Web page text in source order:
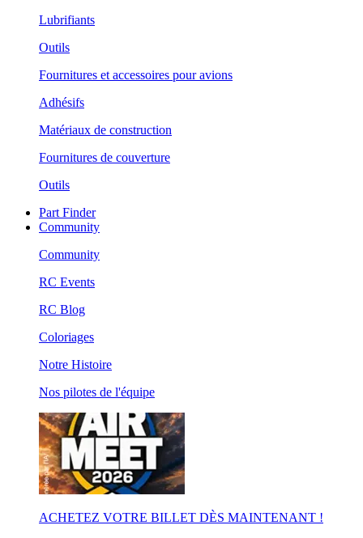
Lubrifiants
Outils
Fournitures et accessoires pour avions
Adhésifs
Matériaux de construction
Fournitures de couverture
Outils
Part Finder
Community
Community
RC Events
RC Blog
Coloriages
Notre Histoire
Nos pilotes de l'équipe
ACHETEZ VOTRE BILLET DÈS MAINTENANT !